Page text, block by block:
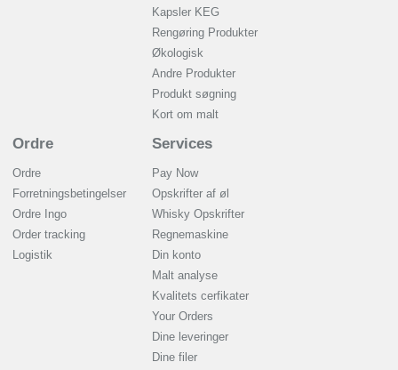
Kapsler KEG
Rengøring Produkter
Økologisk
Andre Produkter
Produkt søgning
Kort om malt
Ordre
Ordre
Forretningsbetingelser
Ordre Ingo
Order tracking
Logistik
Services
Pay Now
Opskrifter af øl
Whisky Opskrifter
Regnemaskine
Din konto
Malt analyse
Kvalitets cerfikater
Your Orders
Dine leveringer
Dine filer